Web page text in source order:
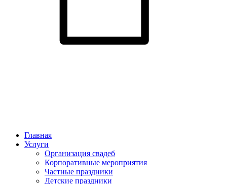
Главная
Услуги
Организация свадеб
Корпоративные мероприятия
Частные праздники
Детские праздники